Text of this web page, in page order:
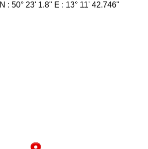
N : 50° 23' 1.8" E : 13° 11' 42.746"